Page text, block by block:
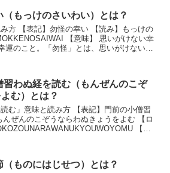
（もっけのさいわい）とは？
もっけの
【意味】 思いがけない幸
習わぬ経を読む（もんぜんのこぞ
む）とは？
読み方 【表記】門前の小僧習
ぜんのこぞうならわぬきょうをよむ 【ロ
【意
（ものにはじせつ）とは？